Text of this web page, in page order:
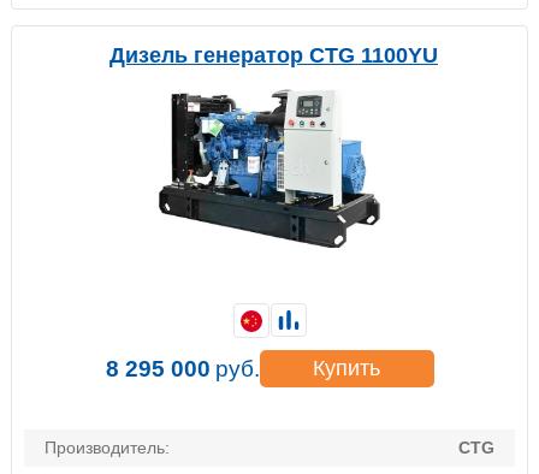
Дизель генератор CTG 1100YU
Производитель:
CTG
8 295 000 руб. Купить